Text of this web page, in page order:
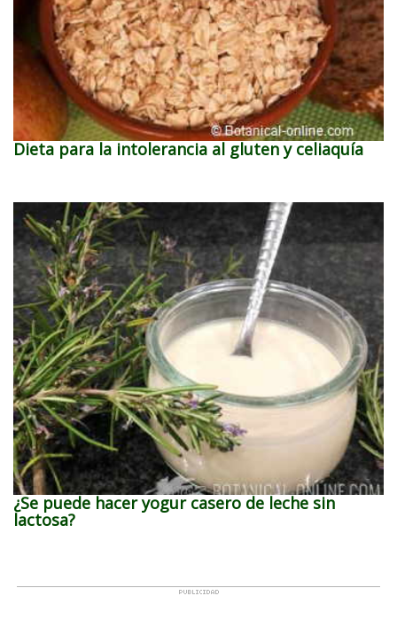
Dieta para la intolerancia al gluten y celiaquía
¿Se puede hacer yogur casero de leche sin
lactosa?